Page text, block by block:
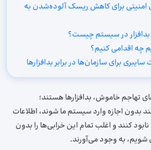
امنیتی برای کاهش ریسک آلوده‌شدن به
در سیستم‌ چیست؟
چه اقدامی کنیم؟
برای سازمان‌ها در برابر بدافزارها
تهاجم خاموش، بدافزارها هستند؛
بدون اجازه وارد سیستم ما شوند، اطلاعات
نابود کنند و اغلب تمام این خرابی‌ها را بدون
به وجود می‌آورند.